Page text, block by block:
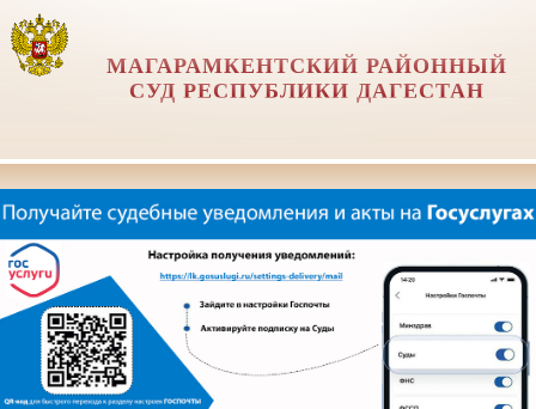
МАГАРАМКЕНТСКИЙ РАЙОННЫЙ
СУД РЕСПУБЛИКИ ДАГЕСТАН